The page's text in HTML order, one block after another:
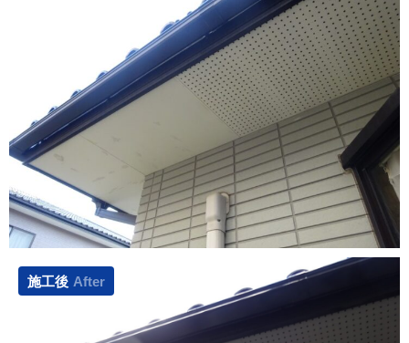
施工後 After